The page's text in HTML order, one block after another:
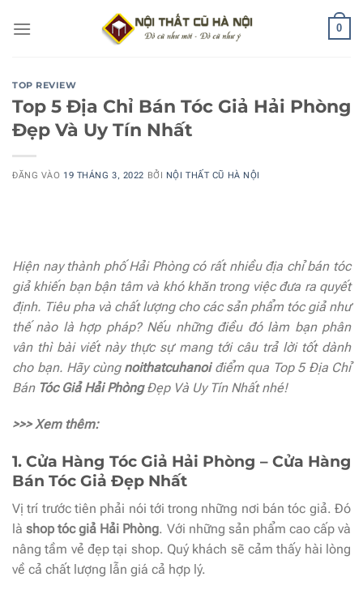
qua
0
TOP REVIEW
Top 5 Địa Chỉ Bán Tóc Giả Hải Phòng
Đẹp Và Uy Tín Nhất
ĐĂNG VÀO 19 THÁNG 3, 2022 BỞI NỘI THẤT CŨ HÀ NỘI
Hiện nay thành phố Hải Phòng có rất nhiều địa chỉ bán tóc
giả khiến bạn bận tâm và khó khăn trong việc đưa ra quyết
định. Tiêu pha và chất lượng cho các sản phẩm tóc giả như
thế nào là hợp pháp? Nếu những điều đó làm bạn phân
vân thì bài viết này thực sự mang tới câu trả lời tốt dành
cho bạn. Hãy cùng noithatcuhanoiđiểm qua Top 5 Địa Chỉ
BánTóc Giả Hải PhòngĐẹp Và Uy Tín Nhất nhé!
>>> Xem thêm:
1. Cửa Hàng Tóc Giả Hải Phòng – Cửa Hàng
Bán Tóc Giả Đẹp Nhất
Vị trí trước tiên phải nói tới trong những nơi bán tóc giả. Đó
làshop tóc giả Hải Phòng. Với những sản phẩm cao cấp và
nâng tầm vẻ đẹp tại shop. Quý khách sẽ cảm thấy hài lòng
về cả chất lượng lẫn giá cả hợp lý.